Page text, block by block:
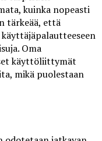
kuinka nopeasti
tärkeää, että
Oma
käyttöliittymät
mikä puolestaan